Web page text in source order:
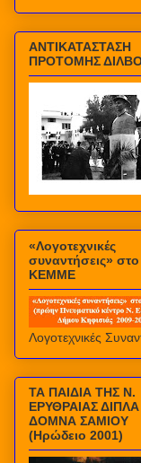
ΑΝΤΙΚΑΤΑΣΤΑΣΗ
ΠΡΟΤΟΜΗΣ
«Λογοτεχνικές
συναντήσεις» στο
ΚΕΜΜΕ
Λογοτεχνικές
ΤΑ ΠΑΙΔΙΑ ΤΗΣ Ν.
ΕΡΥΘΡΑΙΑΣ
ΔΟΜΝΑ ΣΑΜΙΟΥ
(Ηρώδειο 2001)